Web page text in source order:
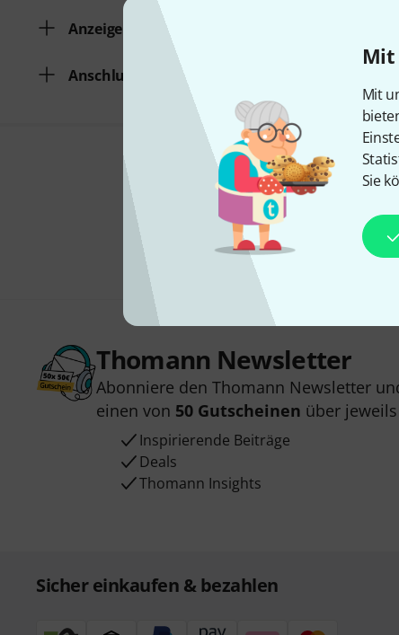
Mit
Mit
Sie
Anzeige
Anschluss für Netzteil
Thomann Newsletter
Abonniere den Thomann Newsletter
einen von 50 Gutscheinen über jeweils
Inspirierende Beiträge
Deals
Thomann Insights
Sicher einkaufen & bezahlen